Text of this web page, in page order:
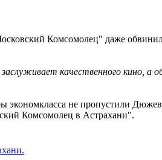
Комсомолец" даже
качественного кино, а
экономкласса не пропустили
Комсомолец в Астрахани".